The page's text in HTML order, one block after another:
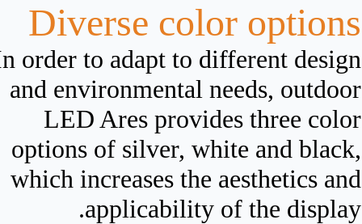
Diverse color options
order to adapt to different design
and environmental needs, outdoor
LED Ares provides three color
options of silver, white and black,
which increases the aesthetics and
applicability of the display.